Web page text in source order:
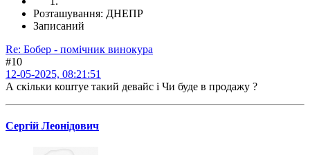
Розташування: ДНЕПР
Записаний
Re: Бобер - помічник винокура
#10
12-05-2025, 08:21:51
А скiльки коштуе такий девайс i Чи буде в продажу ?
Сергій Леонідович